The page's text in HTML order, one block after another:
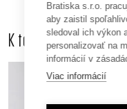
K tomuto produktu
Bratiska s.r.o.
aby zaistil
sledoval ich výkon
personalizovať na
informácií v
Viac informácií